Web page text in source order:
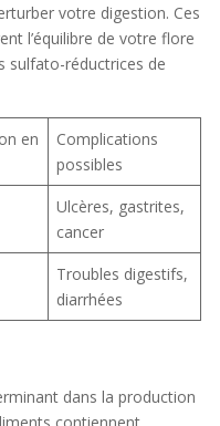
votre digestion. Ces
l’équilibre de votre flore
sulfato-réductrices de
en
Complications
possibles
Ulcères, gastrites,
cancer
Troubles digestifs,
diarrhées
dans la production